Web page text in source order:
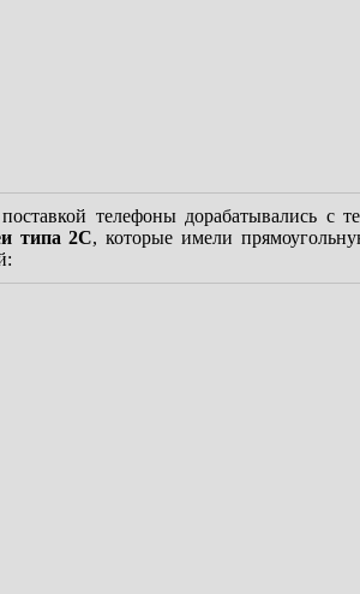
телефоны дорабатывались
типа 2С, которые имели